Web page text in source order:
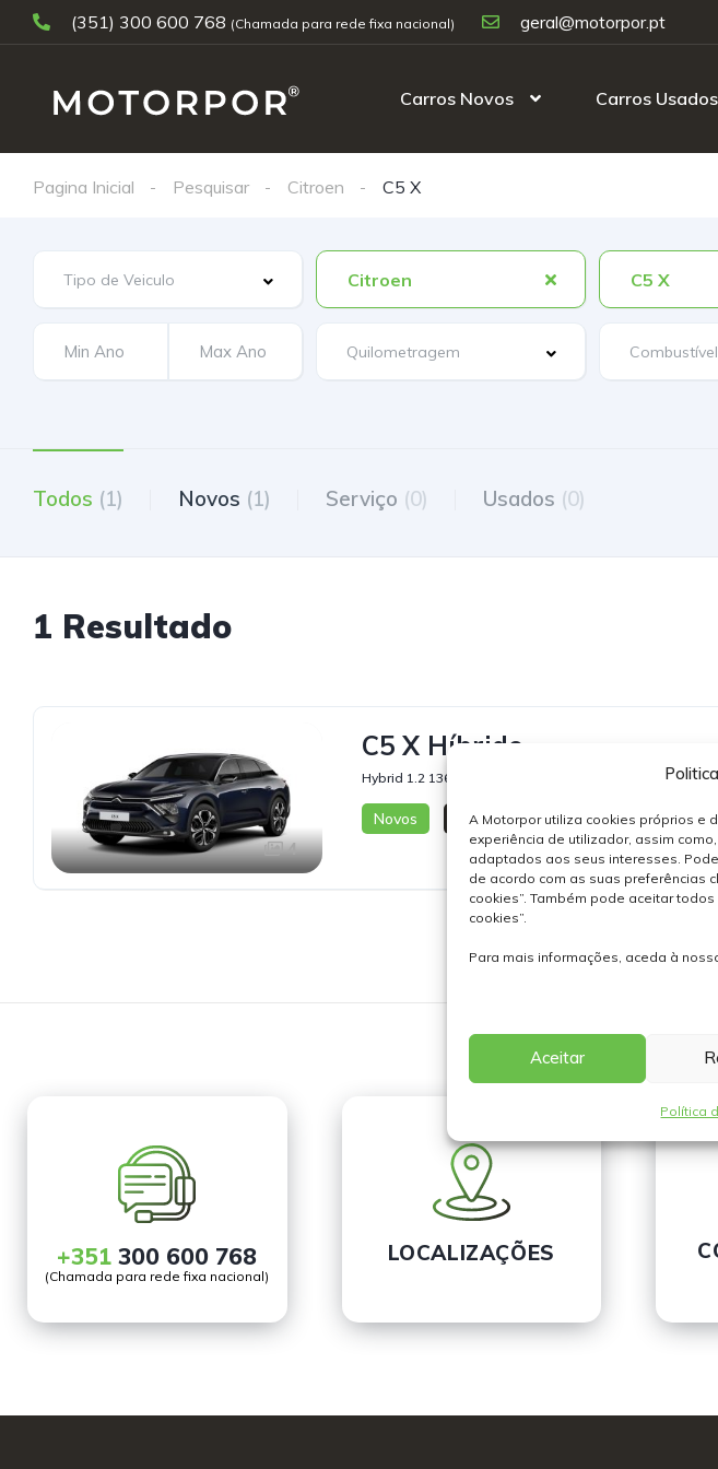
A Motorpor utiliza cookies próprios e
experiência de utilizador, assim
adaptados aos seus interesses.
de acordo com as suas preferências
cookies”. Também pode aceitar
cookies”.
Para mais informações, aceda à
Aceitar
Política
(351) 300 600 768 geral@motorpor.pt
Carros Novos Carros Usados
Pagina Inicial Pesquisar Citroen C5 X
Citroen C5 X
Todos (1) Novos (1) Serviço (0) Usados (0)
1 Resultado
4
C5 X Híbrido
Hybrid 1.2 136 48V Plus 5p S/S e-DCS6
Novos Stock Automática Gasolina
+351 300 600 768
(Chamada para rede fixa nacional)
LOCALIZAÇÕES